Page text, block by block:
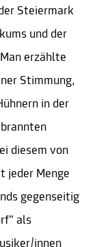
Steiermark
und der
erzählte
Stimmung,
in der
diesem von
jeder Menge
gegenseitig
als
innen